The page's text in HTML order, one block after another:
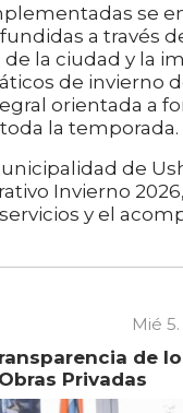
se
a través
la ciudad y la
de invierno
orientada a
la temporada.
de
Invierno
y el
Mié
de
Privadas